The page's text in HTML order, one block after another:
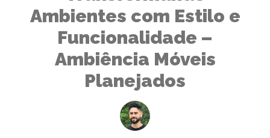
Ambientes com Estilo e
Funcionalidade –
Ambiência Móveis
Planejados